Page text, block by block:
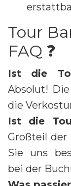
Tour
FAQ ❓
Ist die
Absolut!
die
Ist die
Großteil
Sie uns
bei der